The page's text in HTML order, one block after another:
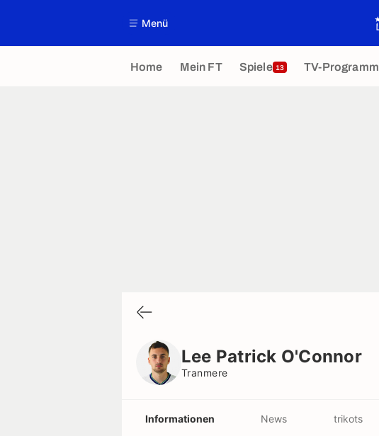
Menü
Home Mein FT Spiele 13 TV-Programm
Lee Patrick O'Connor
Tranmere
Informationen News trikots